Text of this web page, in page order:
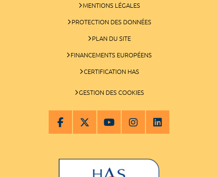
MENTIONS LÉGALES
PROTECTION DES DONNÉES
PLAN DU SITE
FINANCEMENTS EUROPÉENS
CERTIFICATION HAS
GESTION DES COOKIES